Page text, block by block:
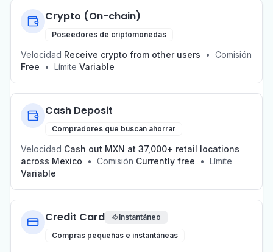
Crypto (On-chain)
Poseedores de criptomonedas
Velocidad Receive crypto from other users • Comisión
Free
• Límite Variable
Cash Deposit
Compradores que buscan ahorrar
Velocidad Cash out MXN at 37,000+ retail locations
across Mexico
• Comisión Currently free • Límite
Variable
Credit Card
Instantáneo
Compras pequeñas e instantáneas